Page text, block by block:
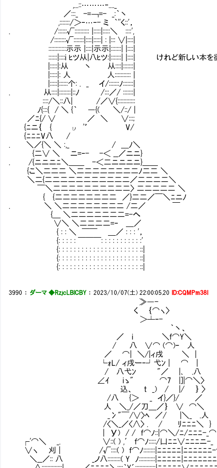
,...::………‐...._
／:::_ -=￢=- _:｀丶
,:::::::/＞‐…‐- ミ ｀''く::'，
. /::::::√:::::::::: |:::::|:::::＼ ::::',
/::::::::√:::::::|::::|:::::| : |::: ∨|::::|
::::::::::::示示 |::::|示示|:::::::| |::::|
::::::|::::i ﾋツ从|八ﾋツ:|:::::::| |::::| けれど新しい本を欲する
|:::::|:从 丶 从::::|:::::::|
|:::::|: 人 人::::::::::: |
|:::::|::::::个: . _ イ/:::::::ﾉ:::::::|
. 从::::|::::::::|::ﾉ /:::／/ :::::::|
::::/＼::八| /／∨{::::::::::::
ﾉ{:::{ / ＼ {｀ ―{( ＼/::/ |
／ﾆ{/ ∨ ／ ＼ ∨:::;
{ﾆニ｛ { υ '゛ V/
{ﾆﾆﾆV八 /
. ＼／{＼ ＼ :,_ / ＿ﾉ＼
{二∨ ＼ ニ=‐- -＜ __／ニニ}
. /{ニニニﾆ＼＿＿ -＜二ニニニニ}＿＿
{こ＼二二二 ＼二二二二二二二二ﾉ二二 ＼
＼二{二二二二二二二二二二二／二二二二＼
￣＼二二二二二二二二二二〉 二二二二二 ＼
{ {二二二二二二二二 ／}二二／￣＼ﾆニﾉ
. ＼ ＼二二二二二二二二 /二／ ￣
{＿ ＼二二二二二二二=-へ
∨＼ ＼二二二二=‐ ＿／
{ : : ＼ ￣￣ ＿／ : : : '，
{: : : : : ￣￣￣: : : : : : : : : : :'
{: : : : : : : : : : : : : : : : : : : : : ::|
{: : : : : : : : : : : : : : : : : : : : : ::|
{: : : : : : : : : : : : : : : : : : : : : ::|
3990 ： ダーマ ◆RzjcLBlCBY：2023/10/07(土) 22:00:05.20 ID:CQMPm38I
≫―-
く ｛⌒ヽ〉
＞┴‐-
｀丶、
／ i ＼f⌒Y＼
/ 八 ∨⌒ (⌒)ｰ 人
／ ⌒| ＼/|ィ戌㍉ ＼ |
└ｫL/ ィ戌ー‐┘弋ﾝ | ⌒ |
/ 八弋ﾝ "／ |､ .八
∠ｲ iゝ" ⌒7 |]|⌒＼〉
Ⅵ 込、 t _) / |/ ｝ 〉 次、って
/八 {＞ _ イ}／}/ ／
人 ＼_/／刀＿／｝ ∨ ⌒＼
_冫"￣/∨〉ﾍ ／/ |＼_ .人
/〈＼_／〈∧〉 .Ⅴ / ﾘﾆﾆﾆ＼ }
| У) / / f⌒ﾉ::|⌒＼/ﾆ/ﾆﾆﾆ-_⌒
┌'⌒＼ _. ∨::( ) ,′ ｆ⌒ﾉ:::::/凵ﾆﾆ∨ﾆﾆﾆニ-
∨ヽ 刈 | /√::::( ) ｆ⌒ﾉ::::::::|ﾆﾆﾆﾆﾆ|ﾆﾆﾆﾆﾆﾆ-
＼__／:: 八 _ノ八:::::::::( Y ﾉ:::::::::::|ﾆﾆﾆﾆﾆ|ﾆﾆﾆﾆﾆﾆﾆ